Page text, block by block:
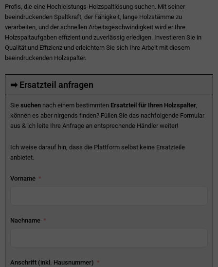
Profis, die eine Hochleistungs-Holzspaltlösung suchen. Mit seiner
beeindruckenden Spaltkraft, der Fähigkeit, lange Holzstämme zu
verarbeiten, und der schnellen Arbeitsgeschwindigkeit wird er Ihre
Holzspaltaufgaben effizient und zuverlässig erledigen. Investieren Sie in
Qualität und Effizienz und erleichtern Sie sich Ihre Arbeit mit diesem
beeindruckenden Holzspalter.
➡ Ersatzteil anfragen
Sie suchen nach einem bestimmten Ersatzteil für Ihren Holzspalter
können es aber nirgends finden? Füllen Sie das nachfolgende Formular
aus & ich leite Ihre Anfrage an entsprechende Händler weiter!
Ich weise darauf hin, dass die Plattform selbst keine Ersatzteile
anbietet.
Vorname
Nachname
Anschrift (inkl. Hausnummer)